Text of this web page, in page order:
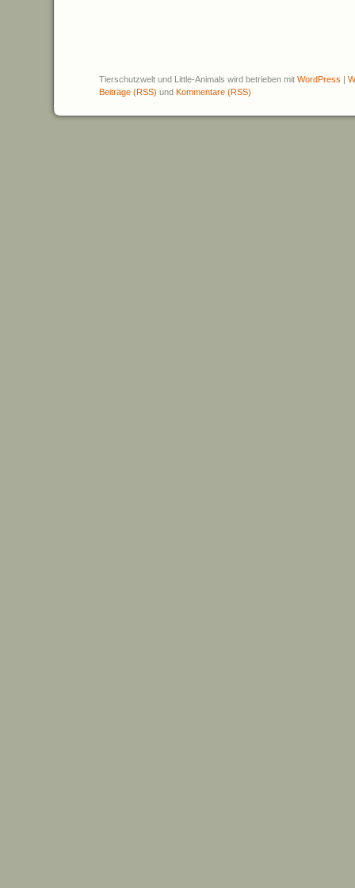
Tierschutzwelt und Little-Animals wird betrieben mit WordPress |
Beiträge (RSS) und Kommentare (RSS)